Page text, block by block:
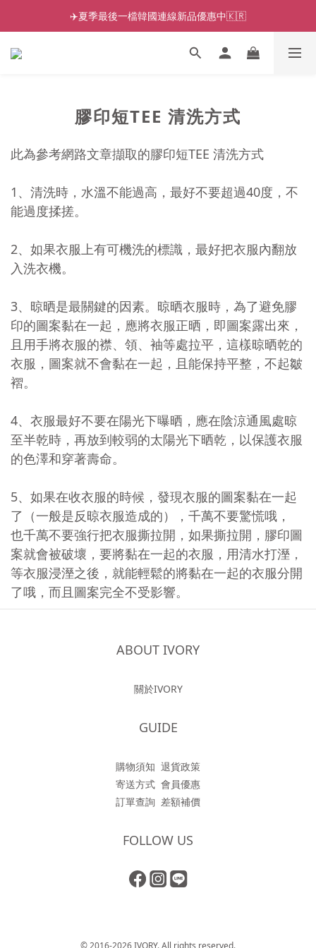
✈️夏季最後一檔韓國連線新品優惠中🇰🇷
膠印短TEE 清洗方式
此為參考網路文章擷取的膠印短TEE 清洗方式
1、清洗時，水溫不能過高，最好不要超過40度，不
能過度揉搓。
2、如果衣服上有可機洗的標識，最好把衣服內翻放
入洗衣機。
3、晾晒是最關鍵的因素。晾晒衣服時，為了避免膠
印的圖案黏在一起，應將衣服正晒，即圖案露出來，
且用手將衣服的襟、領、袖等處拉平，這樣晾晒乾的
衣服，圖案就不會黏在一起，且能保持平整，不起皺
褶。
4、衣服最好不要在陽光下曝晒，應在陰涼通風處晾
至半乾時，再放到較弱的太陽光下晒乾，以保護衣服
的色澤和穿著壽命。
5、如果在收衣服的時候，發現衣服的圖案黏在一起
了（一般是反晾衣服造成的），千萬不要驚慌哦，
也千萬不要強行把衣服撕拉開，如果撕拉開，膠印圖
案就會被破壞，要將黏在一起的衣服，用清水打溼，
等衣服浸溼之後，就能輕鬆的將黏在一起的衣服分開
了哦，而且圖案完全不受影響。
ABOUT IVORY
關於IVORY
GUIDE
購物須知 退貨政策
寄送方式 會員優惠
訂單查詢 差額補價
FOLLOW US
© 2016-2026 IVORY. All rights reserved.